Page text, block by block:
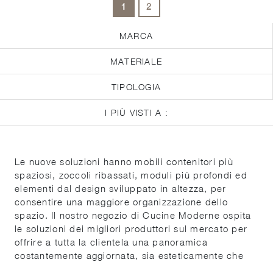
MARCA
MATERIALE
TIPOLOGIA
I PIÙ VISTI A :
1 2
Le nuove soluzioni hanno mobili contenitori più
spaziosi, zoccoli ribassati, moduli più profondi ed
elementi dal design sviluppato in altezza, per
consentire una maggiore organizzazione dello
spazio. Il nostro negozio di Cucine Moderne ospita
le soluzioni dei migliori produttori sul mercato per
offrire a tutta la clientela una panoramica
costantemente aggiornata, sia esteticamente che